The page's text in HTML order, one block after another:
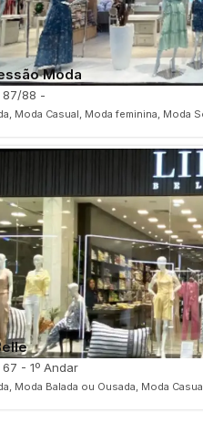
Moda
87/88 -
Moda Casual, Moda feminina, Moda
67 - 1º Andar
Moda Balada ou Ousada, Moda